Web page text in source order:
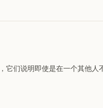
它们说明即使是在一个其他